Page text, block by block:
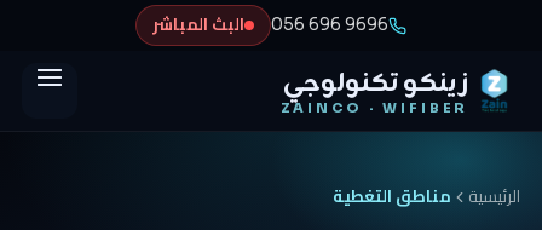
056 696 9696 البث المباشر
زينكو تكنولوجي
ZAINCO · WIFIBER
الرئيسية مناطق التغطية